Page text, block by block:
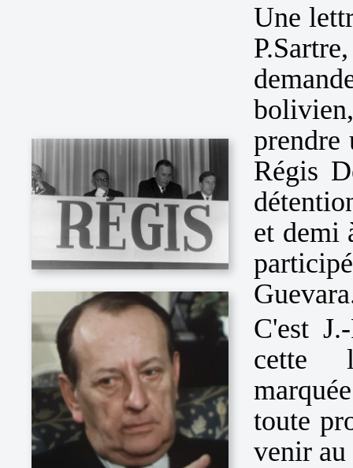
Une
prendre
Régis
et demi
C'est
cette
toute
venir au